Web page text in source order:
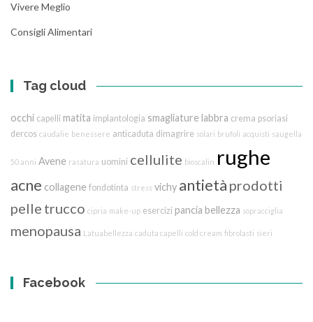
Vivere Meglio
Consigli Alimentari
Tag cloud
occhi capelli matita implantologia smagliature labbra crema psoriasi
dercos caudalie benessere anticaduta dimagrire solari brufoli acquisti saugella
50 anni Avene rasatura uomini cellulite bioscalin rughe
acne collagene fondotinta stress vichy antietà prodotti
pelle trucco cipria make-up esercizi pancia bellezza sopracciglia
menopausa Latuabellezza caduta capelli cold cream fibrolasti sieri
Facebook